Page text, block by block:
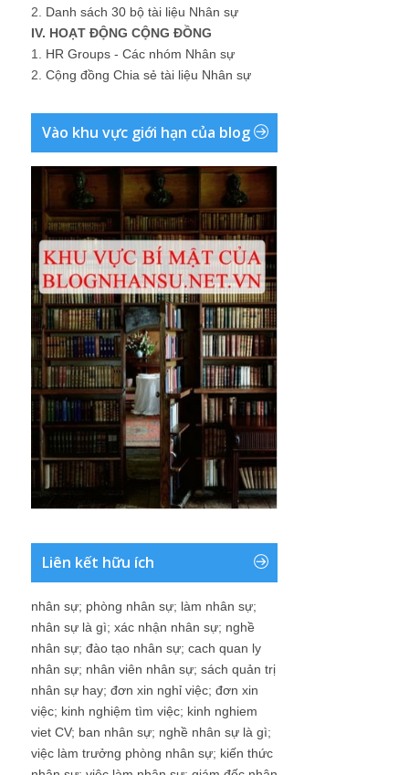
2. Danh sách 30 bộ tài liệu Nhân sự
IV. HOẠT ĐỘNG CỘNG ĐỒNG
1. HR Groups - Các nhóm Nhân sự
2. Cộng đồng Chia sẻ tài liệu Nhân sự
Vào khu vực giới hạn của blog
Liên kết hữu ích
nhân sự; phòng nhân sự; làm nhân sự;
nhân sự là gì; xác nhận nhân sự; nghề
nhân sự; đào tạo nhân sự; cach quan ly
nhân sự; nhân viên nhân sự; sách quản trị
nhân sự hay; đơn xin nghỉ việc; đơn xin
việc; kinh nghiệm tìm việc; kinh nghiem
viet CV; ban nhân sự; nghề nhân sự là gì;
việc làm trưởng phòng nhân sự; kiến thức